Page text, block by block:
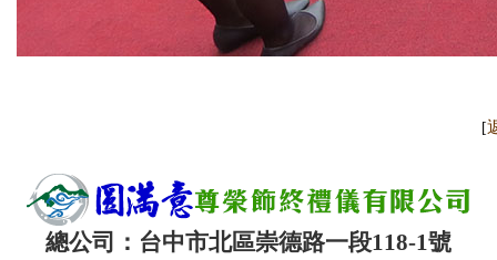
[
總公司：台中市北區崇德路一段118-1號